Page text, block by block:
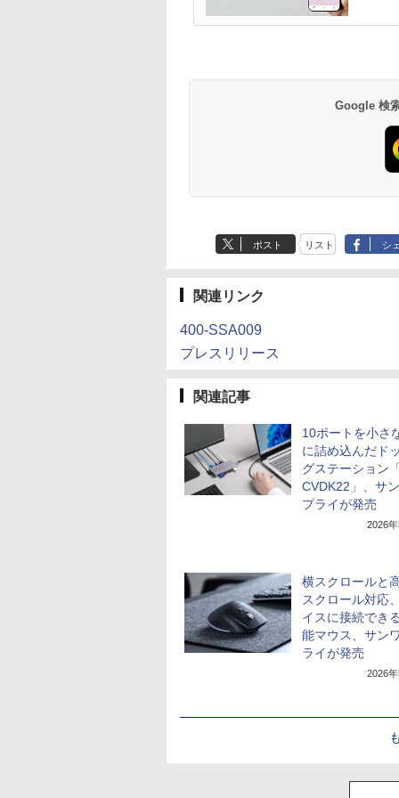
Google 検
ポスト リスト シ
関連リンク
400-SSA009
プレスリリース
関連記事
10ポートを小さ
に詰め込んだド
グステーション
CVDK22」、サ
プライが発売
2026
横スクロールと
スクロール対応
イスに接続でき
能マウス、サン
ライが発売
2026